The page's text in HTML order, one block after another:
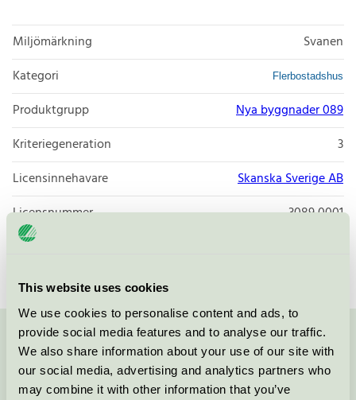
This website uses cookies
We use cookies to personalise content and ads, to
provide social media features and to analyse our traffic.
We also share information about your use of our site with
our social media, advertising and analytics partners who
may combine it with other information that you’ve
Miljömärkning
Svanen
Kategori
Flerbostadshus
Produktgrupp
Nya byggnader 089
Kriteriegeneration
3
Licensinnehavare
Skanska Sverige AB
Licensnummer
3089 0001
Varumärke
Kontakta oss på08-55 55 24 00eller via formuläret: